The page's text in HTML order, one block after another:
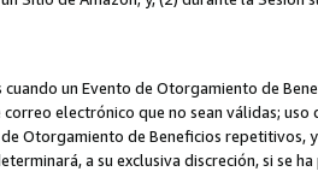
cuando un Evento de Otorgamiento de
electrónico que no sean válidas;
Otorgamiento de Beneficios
a su exclusiva discreción, si